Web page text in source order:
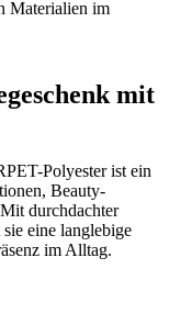
Materialien im
mit
Polyester ist ein
Beauty-
durchdachter
eine langlebige
im Alltag.